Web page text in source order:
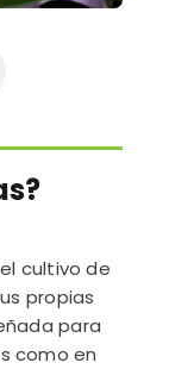
cultivo de
propias
para
como en